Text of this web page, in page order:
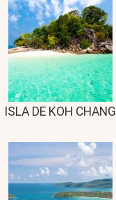
ISLA DE KOH CHANG